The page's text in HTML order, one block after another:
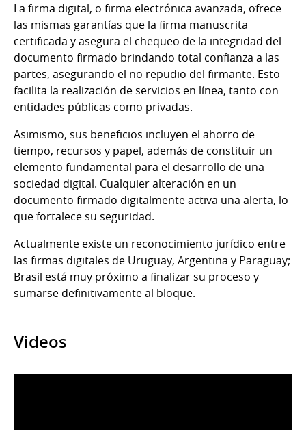
La firma digital, o firma electrónica avanzada, ofrece
las mismas garantías que la firma manuscrita
certificada y asegura el chequeo de la integridad del
documento firmado brindando total confianza a las
partes, asegurando el no repudio del firmante. Esto
facilita la realización de servicios en línea, tanto con
entidades públicas como privadas.
Asimismo, sus beneficios incluyen el ahorro de
tiempo, recursos y papel, además de constituir un
elemento fundamental para el desarrollo de una
sociedad digital. Cualquier alteración en un
documento firmado digitalmente activa una alerta, lo
que fortalece su seguridad.
Actualmente existe un reconocimiento jurídico entre
las firmas digitales de Uruguay, Argentina y Paraguay;
Brasil está muy próximo a finalizar su proceso y
sumarse definitivamente al bloque.
Videos